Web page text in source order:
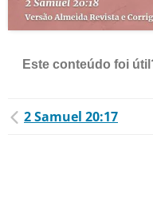
Este conteúdo foi
2 Samuel 20:17